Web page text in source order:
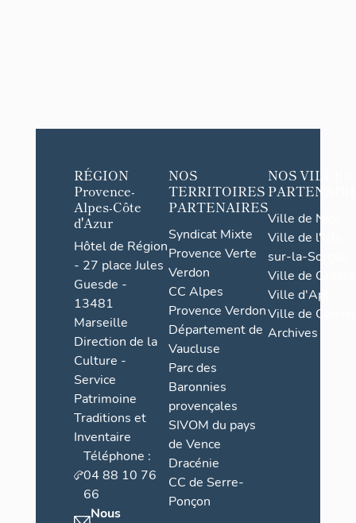
RÉGION
Provence-
Alpes-Côte
d'Azur
Hôtel de Région
- 27 place Jules
Guesde -
13481
Marseille
Direction de la
Culture -
Service
Patrimoine
Traditions et
Inventaire
Téléphone :
04 88 10 76
66
Nous
NOS
TERRITOIRES
PARTENAIRES
Syndicat Mixte
Provence Verte
Verdon
CC Alpes
Provence Verdon
Département de
Vaucluse
Parc des
Baronnies
provençales
SIVOM du pays
de Vence
Dracénie
CC de Serre-
Ponçon
NOS VILLES
Ville de Nice
Ville de l'Isle-
sur-la-Sorgue
Ville de Grasse
Ville d'Apt
Ville de
Archives